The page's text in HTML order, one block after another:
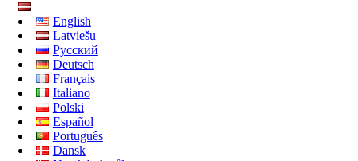
English
Latviešu
Русский
Deutsch
Français
Italiano
Polski
Español
Português
Dansk